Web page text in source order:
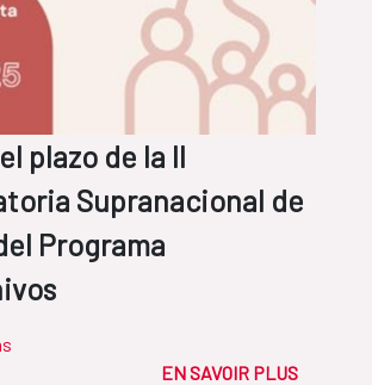
plazo de la II
Supranacional de
Programa
EN SAVOIR PLUS